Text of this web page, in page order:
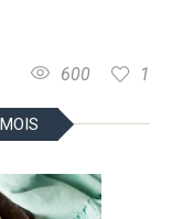
1
600